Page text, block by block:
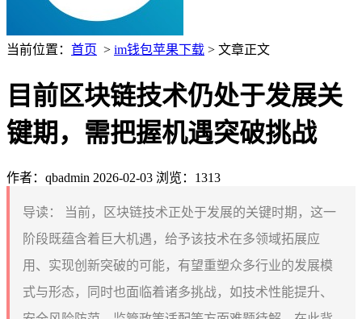
当前位置： 首页 > im钱包苹果下载 > 文章正文
目前区块链技术仍处于发展关
键期，需把握机遇突破挑战
作者：qbadmin 2026-02-03 浏览：1313
导读：
当前，区块链技术正处于发展的关键时期，这一
阶段既蕴含着巨大机遇，给予该技术在多领域拓展应
用、实现创新突破的可能，有望重塑众多行业的发展模
式与形态，同时也面临着诸多挑战，如技术性能提升、